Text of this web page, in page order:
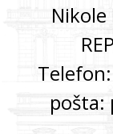
Nikole
pošta: